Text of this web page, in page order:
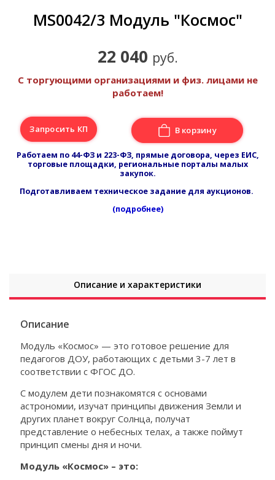
MS0042/3 Модуль "Космос"
22 040 руб.
С торгующими организациями и физ. лицами не
работаем!
Запросить КП В корзину
Работаем по 44-ФЗ и 223-ФЗ, прямые договора, через ЕИС,
торговые площадки, региональные порталы малых
закупок.
Подготавливаем техническое задание для аукционов.
(подробнее)
Описание и характеристики
Описание
Модуль «Космос» — это готовое решение для
педагогов ДОУ, работающих с детьми 3-7 лет в
соответствии с ФГОС ДО.
С модулем дети познакомятся с основами
астрономии, изучат принципы движения Земли и
других планет вокруг Солнца, получат
представление о небесных телах, а также поймут
принцип смены дня и ночи.
Модуль «Космос» – это: